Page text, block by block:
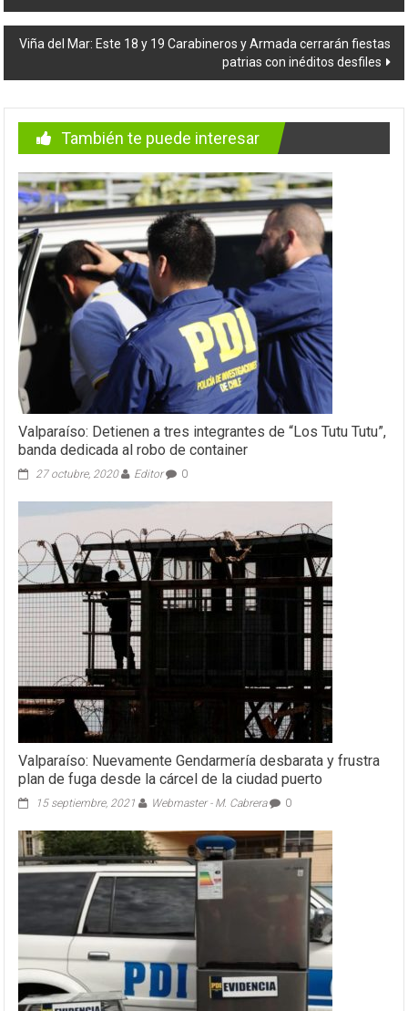
entradas
Viña del Mar: Este 18 y 19 Carabineros y Armada cerrarán fiestas
patrias con inéditos desfiles
También te puede interesar
Valparaíso: Detienen a tres integrantes de “Los Tutu Tutu”,
banda dedicada al robo de container
27 octubre, 2020 Editor 0
Valparaíso: Nuevamente Gendarmería desbarata y frustra
plan de fuga desde la cárcel de la ciudad puerto
15 septiembre, 2021 Webmaster - M. Cabrera 0